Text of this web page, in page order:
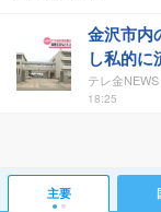
金沢市内
し私的に
テレ金NEWS
18:25
主要